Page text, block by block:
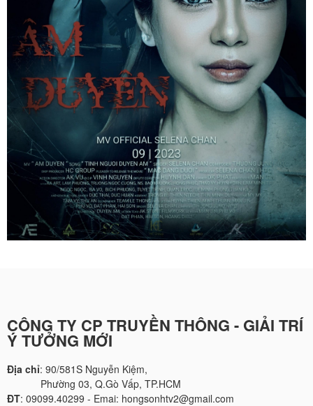
CÔNG TY CP TRUYỀN THÔNG - GIẢI TRÍ
Ý TƯỞNG MỚI
Địa chỉ: 90/581S Nguyễn Kiệm,
Phường 03, Q.Gò Vấp, TP.HCM
ĐT: 09099.40299 - Emai: hongsonhtv2@gmail.com